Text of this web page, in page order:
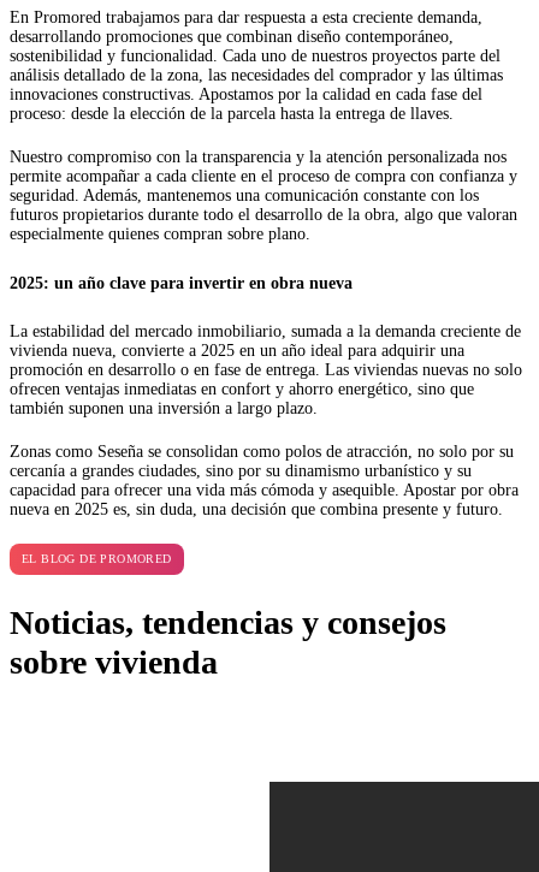
En Promored trabajamos para dar respuesta a esta creciente demanda,
desarrollando promociones que combinan diseño contemporáneo,
sostenibilidad y funcionalidad. Cada uno de nuestros proyectos parte del
análisis detallado de la zona, las necesidades del comprador y las últimas
innovaciones constructivas. Apostamos por la calidad en cada fase del
proceso: desde la elección de la parcela hasta la entrega de llaves.
Nuestro compromiso con la transparencia y la atención personalizada nos
permite acompañar a cada cliente en el proceso de compra con confianza y
seguridad. Además, mantenemos una comunicación constante con los
futuros propietarios durante todo el desarrollo de la obra, algo que valoran
especialmente quienes compran sobre plano.
2025: un año clave para invertir en obra nueva
La estabilidad del mercado inmobiliario, sumada a la demanda creciente de
vivienda nueva, convierte a 2025 en un año ideal para adquirir una
promoción en desarrollo o en fase de entrega. Las viviendas nuevas no solo
ofrecen ventajas inmediatas en confort y ahorro energético, sino que
también suponen una inversión a largo plazo.
Zonas como Seseña se consolidan como polos de atracción, no solo por su
cercanía a grandes ciudades, sino por su dinamismo urbanístico y su
capacidad para ofrecer una vida más cómoda y asequible. Apostar por obra
nueva en 2025 es, sin duda, una decisión que combina presente y futuro.
EL BLOG DE PROMORED
Noticias, tendencias y consejos
sobre vivienda